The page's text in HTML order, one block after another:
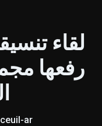
لقاء
رفعها
ar